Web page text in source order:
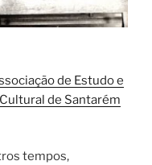
de Estudo e
de Santarém
tempos,